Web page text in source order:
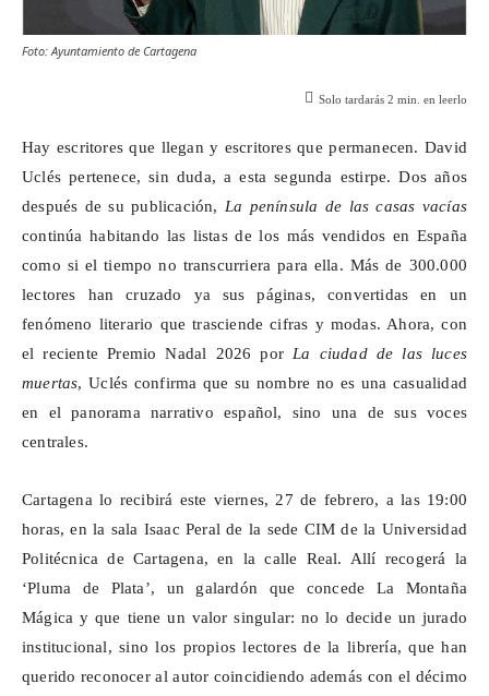
Foto: Ayuntamiento de Cartagena
Solo tardarás 2 min. en leerlo
Hay escritores que llegan y escritores que permanecen. David
Uclés pertenece, sin duda, a esta segunda estirpe. Dos años
después de su publicación, La península de las casas vacías
continúa habitando las listas de los más vendidos en España
como si el tiempo no transcurriera para ella. Más de 300.000
lectores han cruzado ya sus páginas, convertidas en un
fenómeno literario que trasciende cifras y modas. Ahora, con
el reciente Premio Nadal 2026 por La ciudad de las luces
muertas, Uclés confirma que su nombre no es una casualidad
en el panorama narrativo español, sino una de sus voces
centrales.
Cartagena lo recibirá este viernes, 27 de febrero, a las 19:00
horas, en la sala Isaac Peral de la sede CIM de la Universidad
Politécnica de Cartagena, en la calle Real. Allí recogerá la
‘Pluma de Plata’, un galardón que concede La Montaña
Mágica y que tiene un valor singular: no lo decide un jurado
institucional, sino los propios lectores de la librería, que han
querido reconocer al autor coincidiendo además con el décimo